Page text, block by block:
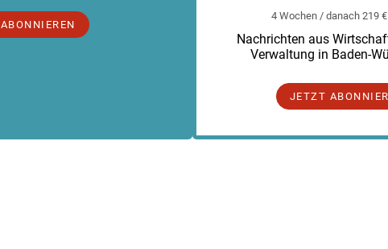
ABONNIEREN
4 Wochen / danach 219
Nachrichten aus
Verwaltung in Baden-
JETZT